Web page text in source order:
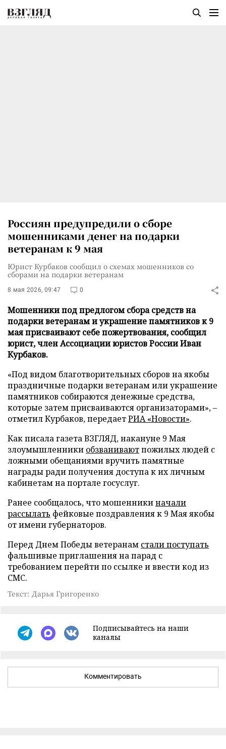
Россиян предупредили о сборе
мошенниками денег на подарки
ветеранам к 9 мая
Юрист Курбаков сообщил о схемах мошенников со
сборами на подарки ветеранам
8 мая 2026, 09:47 0
Мошенники под предлогом сбора средств на
подарки ветеранам и украшение памятников к 9
мая присваивают себе пожертвования, сообщил
юрист, член Ассоциации юристов России Иван
Курбаков.
«Под видом благотворительных сборов на якобы
праздничные подарки ветеранам или украшение
памятников собираются денежные средства,
которые затем присваиваются организаторами», –
отметил Курбаков, передаетРИА «Новости».
Как писала газета ВЗГЛЯД, накануне 9 Мая
злоумышленники обзваниваютпожилых людей с
ложными обещаниями вручить памятные
награды ради получения доступа к их личным
кабинетам на портале госуслуг.
Ранее сообщалось, что мошенникиначали
рассылать фейковые поздравления к 9 Мая якобы
от имени губернаторов.
Перед Днем Победы ветеранам стали поступать
фальшивые приглашения на парад с
требованием перейти по ссылке и ввести код из
СМС.
Текст: Дарья Григоренко
Подписывайтесь на наши
каналы
Комментировать